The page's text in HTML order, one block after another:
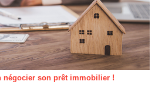
son prêt immobilier !